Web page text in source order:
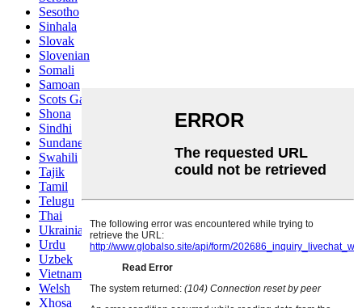
Sesotho
Sinhala
Slovak
Slovenian
Somali
Samoan
Scots Gaelic
Shona
Sindhi
Sundanese
Swahili
Tajik
Tamil
Telugu
Thai
Ukrainian
Urdu
Uzbek
Vietnamese
Welsh
Xhosa